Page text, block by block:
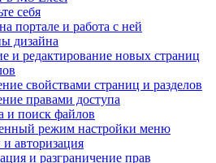
себя
портале и работа с ней
дизайна
и редактирование новых страниц
свойствами страниц и разделов
правами доступа
и поиск файлов
режим настройки меню
авторизация
и разграничение прав